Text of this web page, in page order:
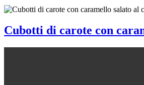
Cubotti di carote con